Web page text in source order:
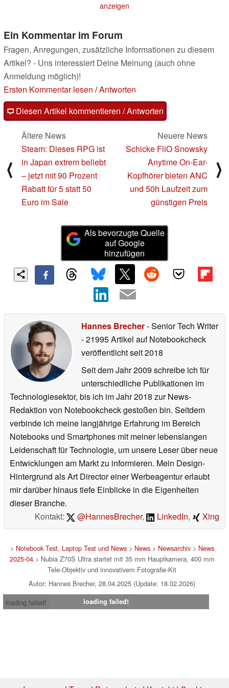
anzeigen
Ein Kommentar im Forum
Fragen, Anregungen, zusätzliche Informationen zu diesem
Artikel? - Uns interessiert Deine Meinung (auch ohne
Anmeldung möglich)!
Ersten Kommentar lesen /Antworten
Diesen Artikel kommentieren / Antworten
⟨
Ältere News
Steam: Dieses RPG ist
in Japan extrem beliebt
– jetzt mit 90 Prozent
Rabatt für 5 statt 50
Euro im Sale
Neuere News
Schicke FiiO Snowsky
Anytime On-Ear-
Kopfhörer bieten ANC
und 50h Laufzeit zum
günstigen Preis
⟩
Als bevorzugte Quelle
auf Google
hinzufügen
Hannes Brecher- Senior Tech Writer
- 21995 Artikel auf Notebookcheck
veröffentlichtseit 2018
Seit dem Jahr 2009 schreibe ich für
unterschiedliche Publikationen im
Technologiesektor, bis ich im Jahr 2018 zur News-
Redaktion von Notebookcheck gestoßen bin. Seitdem
verbinde ich meine langjährige Erfahrung im Bereich
Notebooks und Smartphones mit meiner lebenslangen
Leidenschaft für Technologie, um unsere Leser über neue
Entwicklungen am Markt zu informieren. Mein Design-
Hintergrund als Art Director einer Werbeagentur erlaubt
mir darüber hinaus tiefe Einblicke in die Eigenheiten
dieser Branche.
Kontakt:
@HannesBrecher, LinkedIn, Xing
> Notebook Test, Laptop Test und News> News> Newsarchiv> News
2025-04> Nubia Z70S Ultra startet mit 35 mm Hauptkamera, 400 mm
Tele-Objektiv und innovativem Fotografie-Kit
Autor: Hannes Brecher, 28.04.2025 (Update: 18.02.2026)
loading failed!
loading failed!